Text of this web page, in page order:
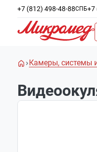
+7 (812) 498-48-88СПБ+7
Камеры, системы